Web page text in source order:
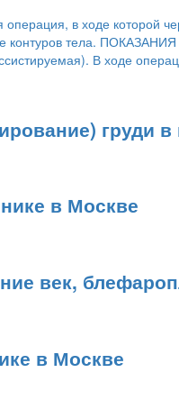
операция, в ходе которой
контуров тела.
В ходе
груди
в Москве
век,
в Москве